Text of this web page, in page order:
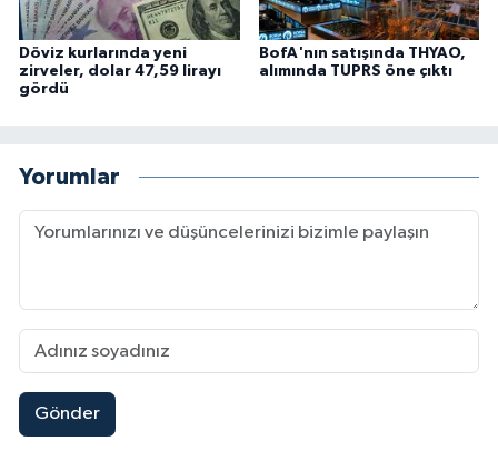
Döviz kurlarında yeni
zirveler, dolar 47,59 lirayı
gördü
BofA'nın satışında THYAO,
alımında TUPRS öne çıktı
Yorumlar
Gönder